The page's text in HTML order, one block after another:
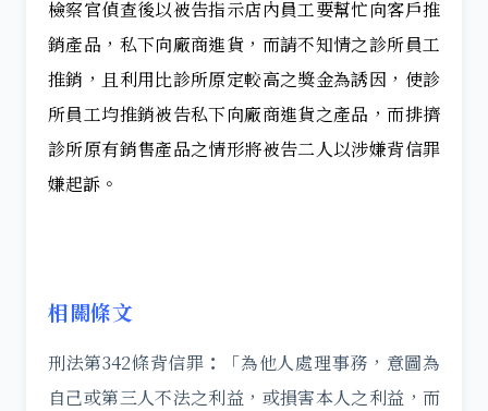
檢察官偵查後以被告指示店內員工要幫忙向客戶推
銷產品，私下向廠商進貨，而請不知情之診所員工
推銷，且利用比診所原定較高之獎金為誘因，使診
所員工均推銷被告私下向廠商進貨之產品，而排擠
診所原有銷售產品之情形將被告二人以涉嫌背信罪
嫌起訴。
相關條文
刑法第342條背信罪 ：
「為他人處理事務，意圖為
自己或第三人不法之利益，或損害本人之利益，而